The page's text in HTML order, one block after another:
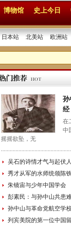
博物馆 史上今日
日本站 北美站 欧洲站
孙
经
在
中
摇摇欲坠，无
吴石的诗情才气与起伏
秀才从军的水师统领陈
朱镜宙与少年中国学会
彭素民：与孙中山共患
孙中山与革命党航空学
列宾美院的第一位中国